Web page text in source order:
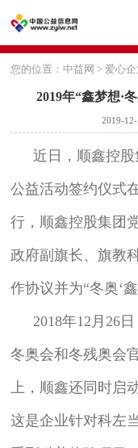
您的位置：中益网 >爱心企
2019年“鑫梦想·
2019-12-
近日，顺鑫控股
公益活动签约仪式
行，顺鑫控股集团
政府副旗长、旗教
作协议并为“冬奥‘鑫
2018年12月26
冬奥会和冬残奥会
上，顺鑫还同时启
这是企业针对科左